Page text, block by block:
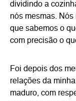
dividindo a
nós mesmas.
que sabemos o
com precisão o
Foi depois dos
relações da
maduro, com